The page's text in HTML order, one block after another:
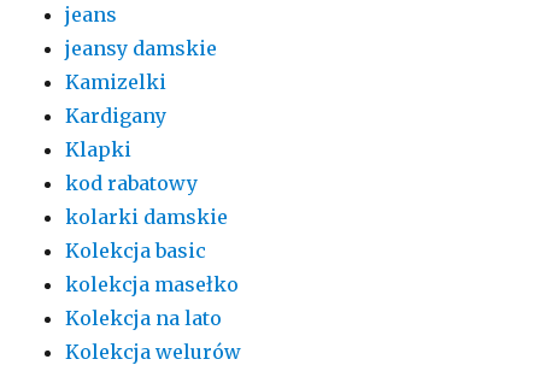
jeans
jeansy damskie
Kamizelki
Kardigany
Klapki
kod rabatowy
kolarki damskie
Kolekcja basic
kolekcja masełko
Kolekcja na lato
Kolekcja welurów